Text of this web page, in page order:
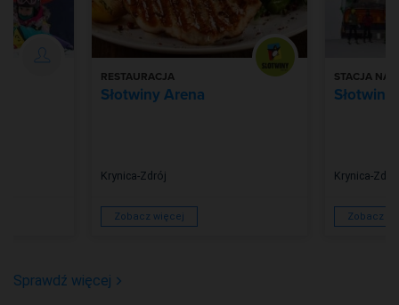
RESTAURACJA
Słotwiny Arena
Krynica-Zdrój
Zobacz więcej
STACJA
Krynica-Zdrój
Zobacz
Sprawdź więcej